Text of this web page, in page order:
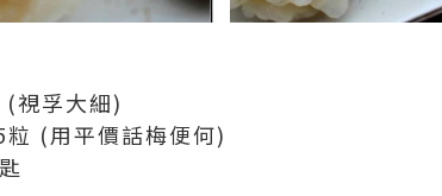
視孚大細)
(用平價話梅便何)